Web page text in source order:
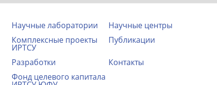
Научные лаборатории
Научные центры
Комплексные проекты
ИРТСУ
Публикации
Разработки
Контакты
Фонд целевого капитала